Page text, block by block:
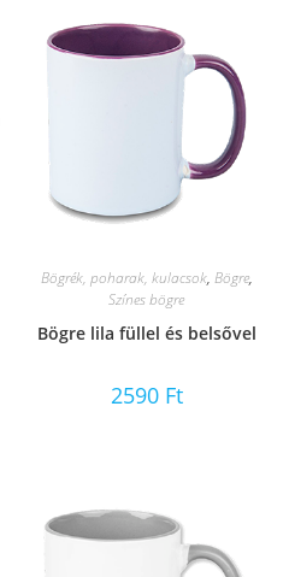
Bögrék, poharak, kulacsok, Bögre,
Színes bögre
Bögre lila füllel és belsővel
2590 Ft